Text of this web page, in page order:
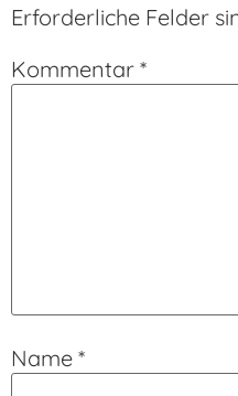
Erforderliche Felder
Kommentar *
Name *